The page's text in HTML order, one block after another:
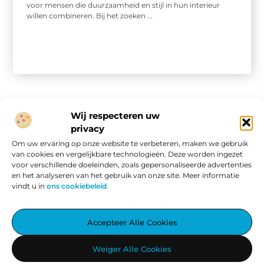
Wij respecteren uw
privacy
Om uw ervaring op onze website te verbeteren, maken we gebruik
van cookies en vergelijkbare technologieën. Deze worden ingezet
voor verschillende doeleinden, zoals gepersonaliseerde advertenties
en het analyseren van het gebruik van onze site. Meer informatie
vindt u in ons cookiebeleid.
Accepteer Alle Cookies
Weiger Alle Cookies
voor mensen die duurzaamheid en stijl in hun interieur
willen combineren. Bij het zoeken ...
Aggiez.nl – Altijd Iets Interessants te Lezen.
Ontdek een wereld vol inspirerende blogs en artikelen, zorgvuldig
geselecteerd om jouw dag te verrijken.
Onze informatie